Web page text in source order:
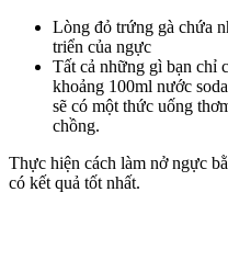
Lòng đỏ trứng gà chứa
triển của ngực
Tất cả những gì bạn chỉ
khoảng 100ml nước
sẽ có một thức uống
chồng.
Thực hiện cách làm nở ngực
có kết quả tốt nhất.